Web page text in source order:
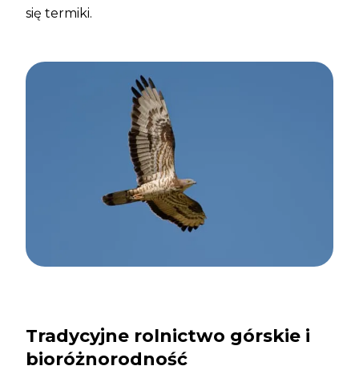
się termiki.
Tradycyjne rolnictwo górskie i
bioróżnorodność